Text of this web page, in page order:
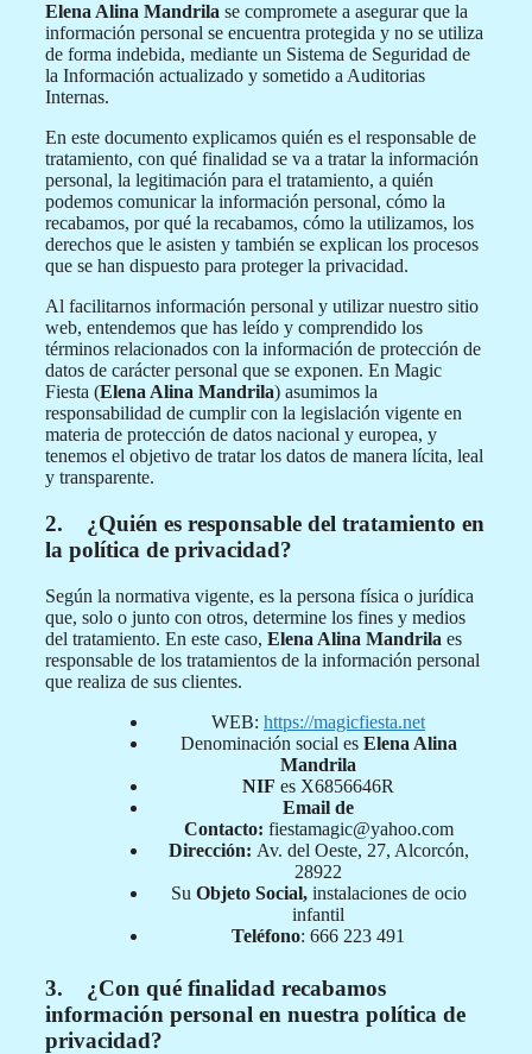
Elena Alina Mandrila se compromete a asegurar que la
información personal se encuentra protegida y no se utiliza
de forma indebida, mediante un Sistema de Seguridad de
la Información actualizado y sometido a Auditorias
Internas.
En este documento explicamos quién es el responsable de
tratamiento, con qué finalidad se va a tratar la información
personal, la legitimación para el tratamiento, a quién
podemos comunicar la información personal, cómo la
recabamos, por qué la recabamos, cómo la utilizamos, los
derechos que le asisten y también se explican los procesos
que se han dispuesto para proteger la privacidad.
Al facilitarnos información personal y utilizar nuestro sitio
web, entendemos que has leído y comprendido los
términos relacionados con la información de protección de
datos de carácter personal que se exponen. En Magic
Fiesta (Elena Alina Mandrila) asumimos la
responsabilidad de cumplir con la legislación vigente en
materia de protección de datos nacional y europea, y
tenemos el objetivo de tratar los datos de manera lícita, leal
y transparente.
2. ¿Quién es responsable del tratamiento en
la política de privacidad?
Según la normativa vigente, es la persona física o jurídica
que, solo o junto con otros, determine los fines y medios
del tratamiento. En este caso, Elena Alina Mandrila es
responsable de los tratamientos de la información personal
que realiza de sus clientes.
WEB: https://magicfiesta.net
Denominación social es Elena Alina
Mandrila
NIF es X6856646R
Email de
Contacto: fiestamagic@yahoo.com
Dirección: Av. del Oeste, 27, Alcorcón,
28922
Su Objeto Social,instalaciones de ocio
infantil
Teléfono: 666 223 491
3. ¿Con qué finalidad recabamos
información personal en nuestra política de
privacidad?